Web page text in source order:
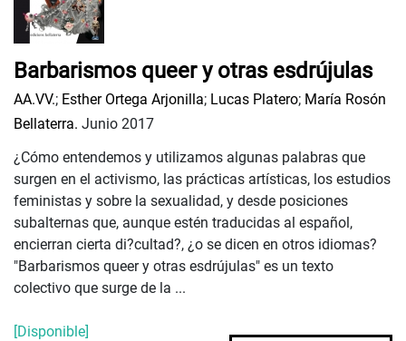
Barbarismos queer y otras esdrújulas
AA.VV.; Esther Ortega Arjonilla; Lucas Platero; María Rosón
Bellaterra. Junio 2017
¿Cómo entendemos y utilizamos algunas palabras que
surgen en el activismo, las prácticas artísticas, los estudios
feministas y sobre la sexualidad, y desde posiciones
subalternas que, aunque estén traducidas al español,
encierran cierta di?cultad?, ¿o se dicen en otros idiomas?
"Barbarismos queer y otras esdrújulas" es un texto
colectivo que surge de la ...
[Disponible]